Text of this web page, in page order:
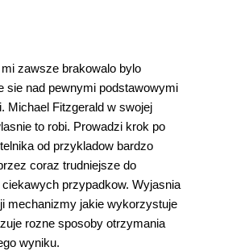
zawsze brakowalo bylo
sie nad pewnymi podstawowymi
Michael Fitzgerald w swojej
to robi. Prowadzi krok po
od przykladow bardzo
coraz trudniejsze do
ciekawych przypadkow. Wyjasnia
mechanizmy jakie wykorzystuje
rozne sposoby otrzymania
wyniku.